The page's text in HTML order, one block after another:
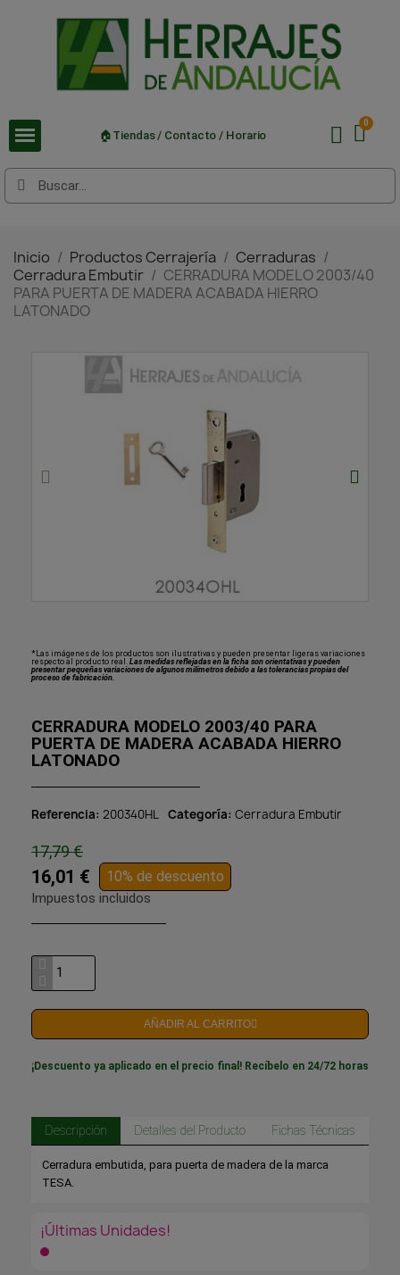
🏠Tiendas / Contacto / Horario
Inicio Productos Cerrajería
Cerraduras
Cerradura Embutir
CERRADURA MODELO 2003/40
PARA PUERTA DE MADERA ACABADA HIERRO
LATONADO
*Las imágenes de los productos son ilustrativas y pueden presentar ligeras variaciones
respecto al producto real. Las medidas reflejadas en la ficha son orientativas y pueden
presentar pequeñas variaciones de algunos milímetros debido a las tolerancias propias del
proceso de fabricación.
CERRADURA MODELO 2003/40 PARA
PUERTA DE MADERA ACABADA HIERRO
LATONADO
Referencia 200340HL Categoría Cerradura Embutir
17,79 €
16,01 € 10% de descuento
Impuestos incluidos
AÑADIR AL CARRITO
¡Descuento ya aplicado en el precio final! Recíbelo en 24/72 horas
Descripción Detalles del Producto Fichas Técnicas
Cerradura embutida, para puerta de madera de la marca
TESA.
¡Últimas Unidades!